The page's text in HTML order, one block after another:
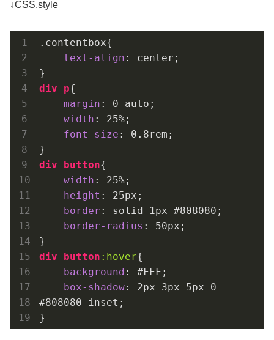
↓CSS.style
.contentbox{
text-align : center;
div
p{
margin : 0 auto;
width : 25%;
font-size : 0.8rem ;
div
button{
width : 25%;
height : 25px ;
border : solid 1px #808080 ;
border-radius : 50px ;
div
button :hover{
background : #FFF ;
box-shadow: 2px 3px 5px
0
#808080 inset;
}